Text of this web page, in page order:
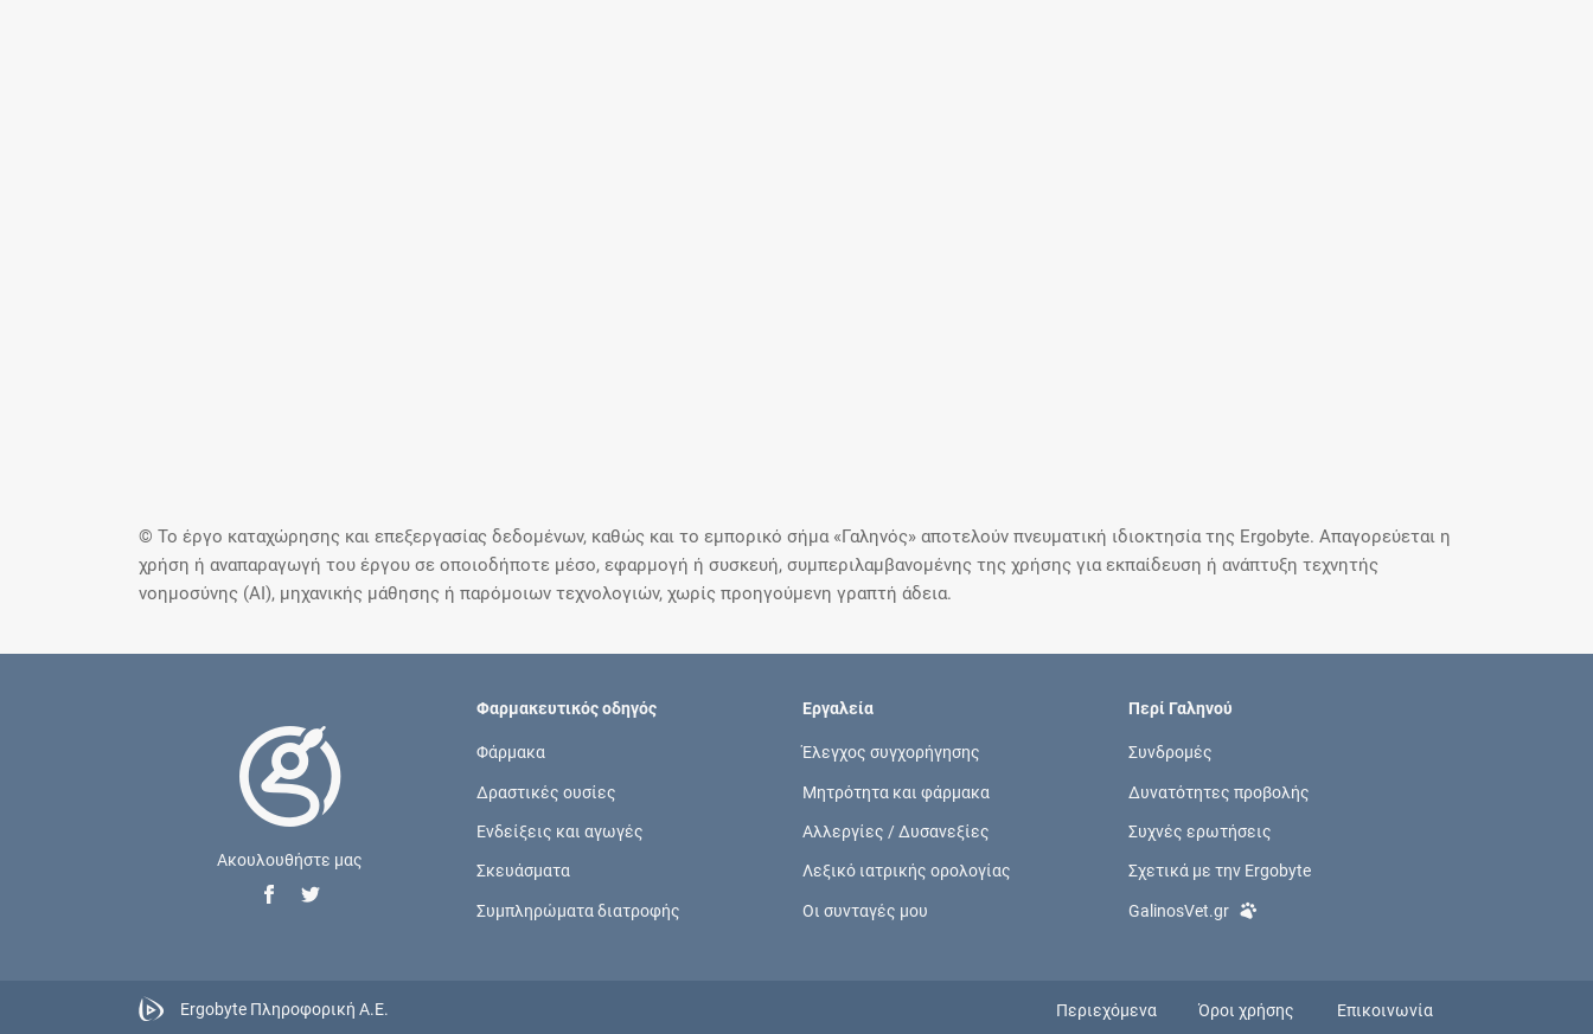
© Το έργο καταχώρησης και επεξεργασίας δεδομένων, καθώς και το εμπορικό σήμα «Γαληνός» αποτελούν πνευματική ιδιοκτησία της Ergobyte. Απαγορεύεται η
χρήση ή αναπαραγωγή του έργου σε οποιοδήποτε μέσο, εφαρμογή ή συσκευή, συμπεριλαμβανομένης της χρήσης για εκπαίδευση ή ανάπτυξη τεχνητής
νοημοσύνης (AI), μηχανικής μάθησης ή παρόμοιων τεχνολογιών, χωρίς προηγούμενη γραπτή άδεια.
Ακουλουθήστε μας
Φαρμακευτικός οδηγός
Φάρμακα
Δραστικές ουσίες
Ενδείξεις και αγωγές
Σκευάσματα
Συμπληρώματα διατροφής
Εργαλεία
Έλεγχος συγχορήγησης
Μητρότητα και φάρμακα
Αλλεργίες / Δυσανεξίες
Λεξικό ιατρικής ορολογίας
Οι συνταγές μου
Περί Γαληνού
Συνδρομές
Δυνατότητες προβολής
Συχνές ερωτήσεις
Σχετικά με την Ergobyte
GalinosVet.gr
Ergobyte Πληροφορική Α.Ε. Περιεχόμενα Όροι χρήσης Επικοινωνία